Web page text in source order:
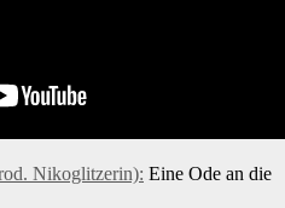
Nikoglitzerin): Eine Ode an die